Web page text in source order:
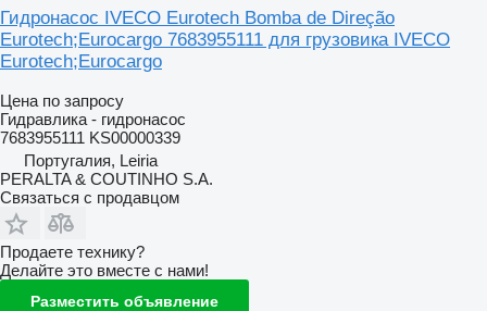
Гидронасос IVECO Eurotech Bomba de Direção
Eurotech;Eurocargo 7683955111 для грузовика IVECO
Eurotech;Eurocargo
Цена по запросу
Гидравлика - гидронасос
7683955111 KS00000339
Португалия, Leiria
PERALTA & COUTINHO S.A.
Связаться с продавцом
Продаете технику?
Делайте это вместе с нами!
Разместить объявление